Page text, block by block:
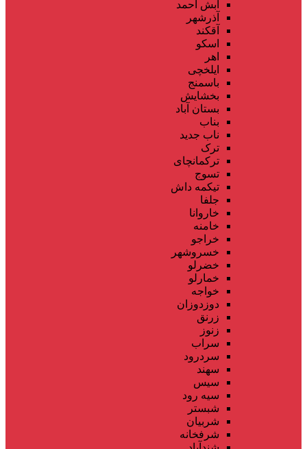
آبش احمد
آذرشهر
آقکند
اسکو
اهر
ایلخچی
باسمنج
بخشایش
بستان آباد
بناب
ناب جدید
ترک
ترکمانچای
تسوج
تیکمه داش
جلفا
خاروانا
خامنه
خراجو
خسروشهر
خضرلو
خمارلو
خواجه
دوزدوزان
زرنق
زنوز
سراب
سردرود
سهند
سیس
سیه رود
شبستر
شربیان
شرفخانه